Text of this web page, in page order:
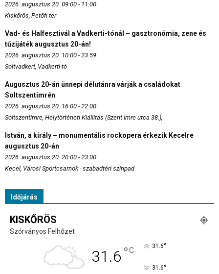
2026. augusztus 20. 09:00 - 11:00
Kiskőrös, Petőfi tér
Vad- és Halfesztivál a Vadkerti-tónál – gasztronómia, zene és
tűzijáték augusztus 20-án!
2026. augusztus 20. 10:00 - 23:59
Soltvadkert, Vadkerti-tó
Augusztus 20-án ünnepi délutánra várják a családokat
Soltszentimrén
2026. augusztus 20. 16:00 - 22:00
Soltszentimre, Helytörténeti Kiállítás (Szent Imre utca 38.),
István, a király – monumentális rockopera érkezik Kecelre
augusztus 20-án
2026. augusztus 20. 20:00 - 23:00
Kecel, Városi Sportcsarnok - szabadtéri színpad
Időjárás
KISKŐRÖS
Szórványos Felhőzet
31.6 °C 31.6°
31.6°